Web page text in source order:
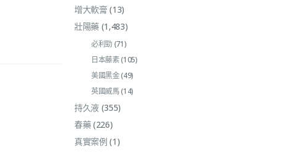
增大軟膏 (13)
壯陽藥(1,483)
必利勁(71)
日本藤素(105)
美國黑金(49)
英國威馬(14)
持久液(355)
春藥(226)
真實案例 (1)